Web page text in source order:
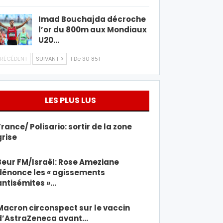
Imad Bouchajda décroche
l’or du 800m aux Mondiaux
U20…
SUIVANT 1 De 30 851
LES PLUS LUS
Polisario: sortir de la zone
FM/Israël: Rose Ameziane
les « agissements
»…
circonspect sur le vaccin
avant…